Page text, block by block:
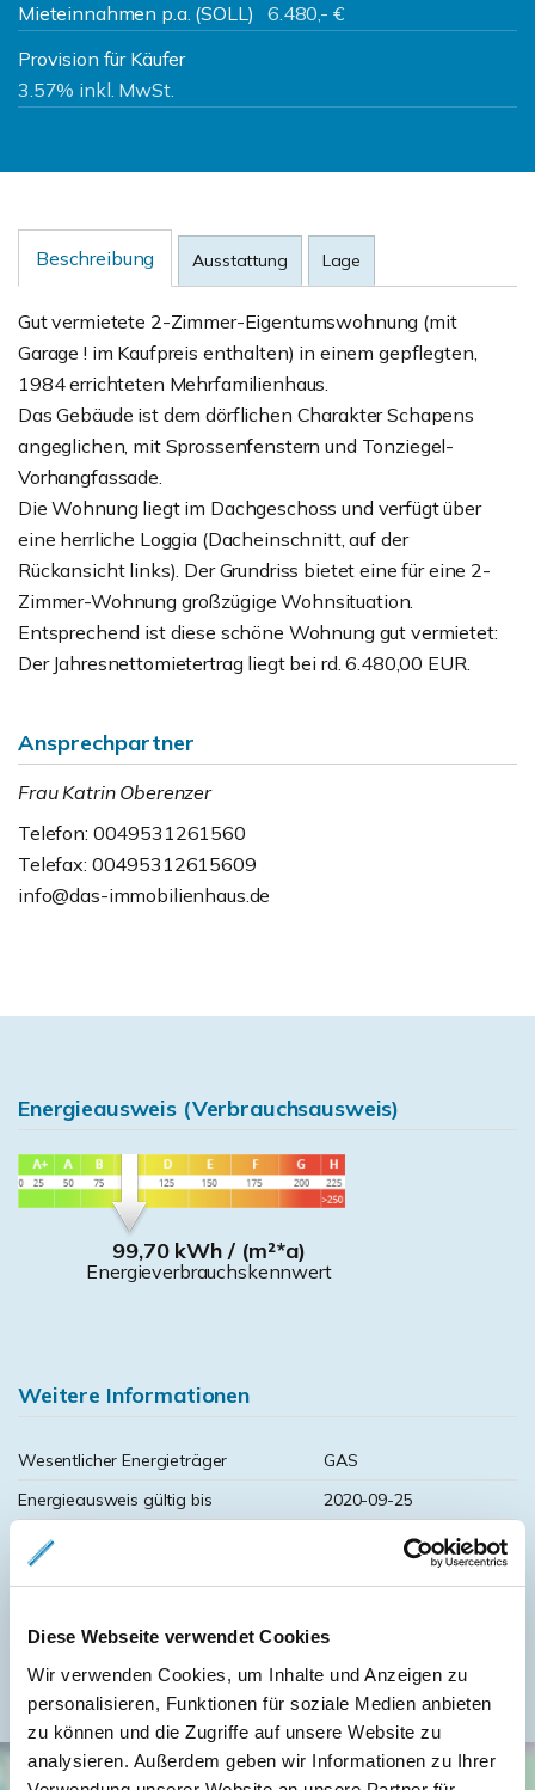
Diese Webseite verwendet Cookies
Wir verwenden Cookies, um Inhalte und Anzeigen zu
personalisieren, Funktionen für soziale Medien anbieten
zu können und die Zugriffe auf unsere Website zu
analysieren. Außerdem geben wir Informationen zu Ihrer
Mieteinnahmen p.a. (SOLL)
6.480,- €
Provision für Käufer
3.57% inkl. MwSt.
Beschreibung Ausstattung Lage
Gut vermietete 2-Zimmer-Eigentumswohnung (mit
Garage ! im Kaufpreis enthalten) in einem gepflegten,
1984 errichteten Mehrfamilienhaus.
Das Gebäude ist dem dörflichen Charakter Schapens
angeglichen, mit Sprossenfenstern und Tonziegel-
Vorhangfassade.
Die Wohnung liegt im Dachgeschoss und verfügt über
eine herrliche Loggia (Dacheinschnitt, auf der
Rückansicht links). Der Grundriss bietet eine für eine 2-
Zimmer-Wohnung großzügige Wohnsituation.
Entsprechend ist diese schöne Wohnung gut vermietet:
Der Jahresnettomietertrag liegt bei rd. 6.480,00 EUR.
Ansprechpartner
Frau Katrin Oberenzer
Telefon: 0049531261560
Telefax: 00495312615609
info@das-immobilienhaus.de
Energieausweis (Verbrauchsausweis)
99,70 kWh / (m²*a)
Energieverbrauchskennwert
Weitere Informationen
Wesentlicher Energieträger
GAS
Energieausweis gültig bis
2020-09-25
Energieausweis Jahrgang
vor 1.5.2014